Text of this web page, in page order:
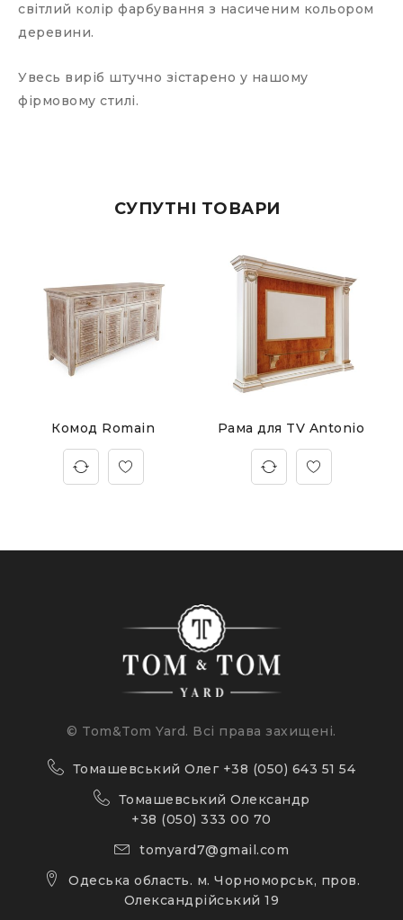
світлий колір фарбування з насиченим кольором
деревини.
Увесь виріб штучно зістарено у нашому
фірмовому стилі.
СУПУТНІ ТОВАРИ
Комод Romain Рама для TV Antonio
© Tom&Tom Yard. Всі права захищені.
Томашевський Олег +38 (050) 643 51 54
Томашевський Олександр
+38 (050) 333 00 70
tomyard7@gmail.com
Одеська область. м. Чорноморськ, пров.
Олександрійський 19